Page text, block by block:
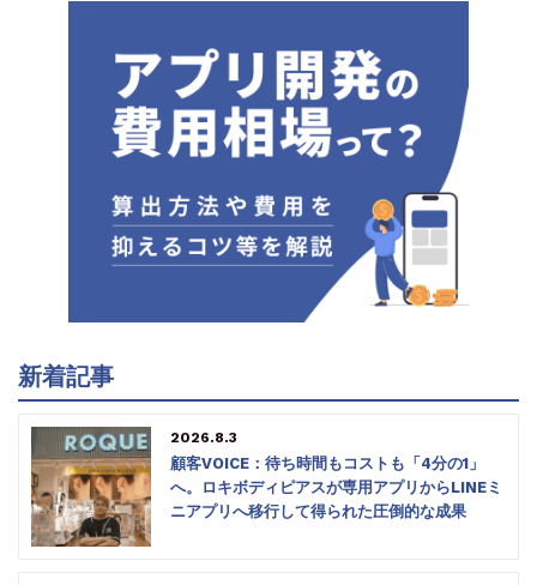
新着記事
2026.8.3
顧客VOICE：待ち時間もコストも「4分の1」
へ。ロキボディピアスが専用アプリからLINEミ
ニアプリへ移行して得られた圧倒的な成果